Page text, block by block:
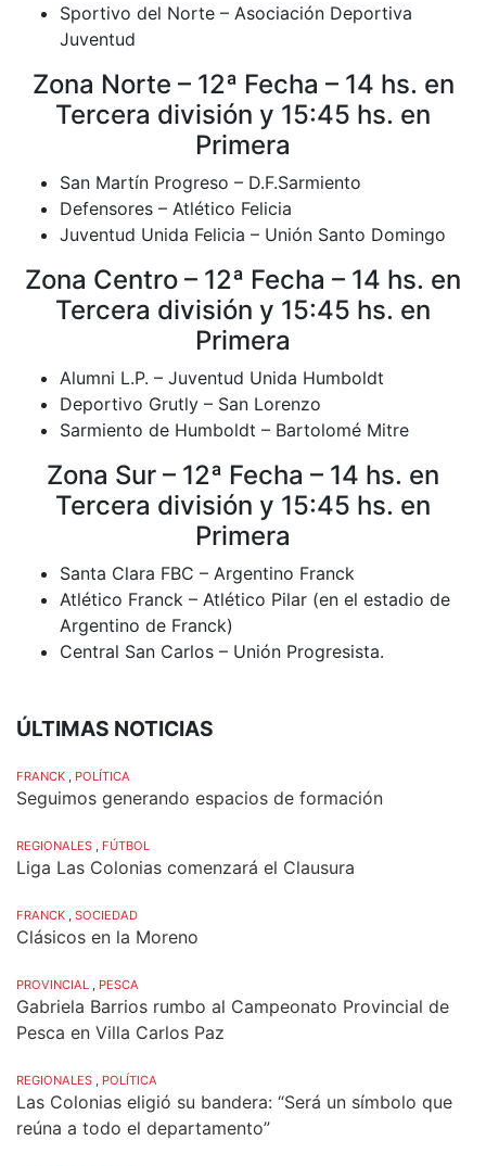
Sportivo del Norte – Asociación Deportiva
Juventud
Zona Norte – 12ª Fecha – 14 hs. en
Tercera división y 15:45 hs. en
Primera
San Martín Progreso – D.F.Sarmiento
Defensores – Atlético Felicia
Juventud Unida Felicia – Unión Santo Domingo
Zona Centro – 12ª Fecha – 14 hs. en
Tercera división y 15:45 hs. en
Primera
Alumni L.P. – Juventud Unida Humboldt
Deportivo Grutly – San Lorenzo
Sarmiento de Humboldt – Bartolomé Mitre
Zona Sur – 12ª Fecha – 14 hs. en
Tercera división y 15:45 hs. en
Primera
Santa Clara FBC – Argentino Franck
Atlético Franck – Atlético Pilar (en el estadio de
Argentino de Franck)
Central San Carlos – Unión Progresista.
ÚLTIMAS NOTICIAS
FRANCK , POLÍTICA
Seguimos generando espacios de formación
REGIONALES , FÚTBOL
Liga Las Colonias comenzará el Clausura
FRANCK , SOCIEDAD
Clásicos en la Moreno
PROVINCIAL , PESCA
Gabriela Barrios rumbo al Campeonato Provincial de
Pesca en Villa Carlos Paz
REGIONALES , POLÍTICA
Las Colonias eligió su bandera: “Será un símbolo que
reúna a todo el departamento”